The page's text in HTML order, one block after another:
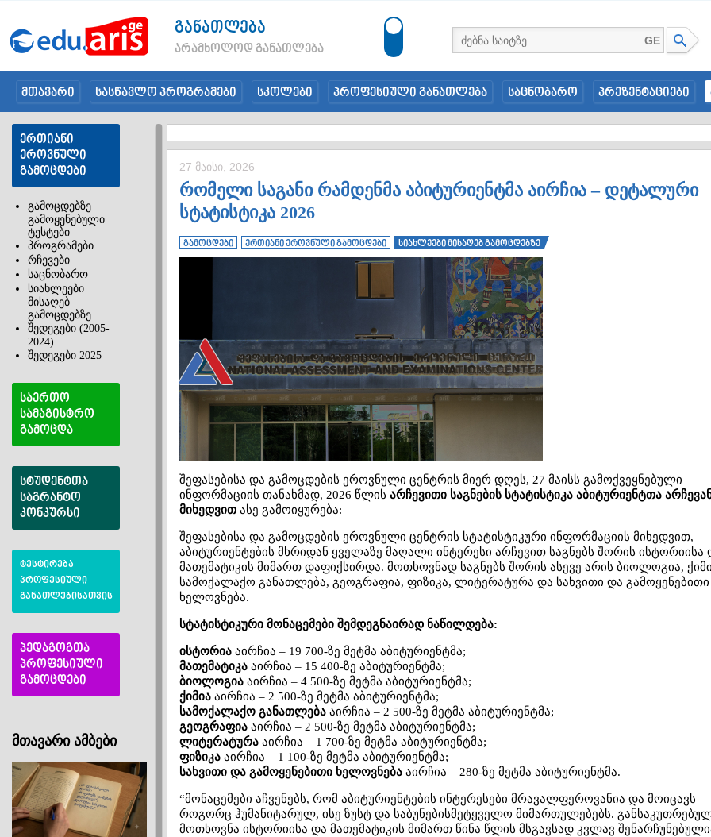
განათლება
არამხოლოდ განათლება
GE
მთავარი სასწავლო პროგრამები სკოლები პროფესიული განათლება საცნობარო პრეზენტაციები
ერთიანი
ეროვნული
გამოცდები
გამოცდებზე
გამოყენებული
ტესტები
პროგრამები
რჩევები
საცნობარო
სიახლეები
მისაღებ
გამოცდებზე
შედეგები (2005-
2024)
შედეგები 2025
საერთო
სამაგისტრო
გამოცდა
სტუდენტთა
საგრანტო
კონკურსი
ტესტირება
პროფესიული
განათლებისათვის
პედაგოგთა
პროფესიული
გამოცდები
მთავარი ამბები
27 მაისი, 2026
რომელი საგანი რამდენმა აბიტურიენტმა აირჩია – დეტალური
სტატისტიკა 2026
გამოცდები ერთიანი ეროვნული გამოცდები სიახლეები მისაღებ გამოცდებზე
შეფასებისა და გამოცდების ეროვნული ცენტრის მიერ დღეს, 27 მაისს გამოქვეყნებული
ინფორმაციის თანახმად, 2026 წლის არჩევითი საგნების სტატისტიკა აბიტურიენტთა
მიხედვით ასე გამოიყურება:
შეფასებისა და გამოცდების ეროვნული ცენტრის სტატისტიკური ინფორმაციის მიხედვით,
აბიტურიენტების მხრიდან ყველაზე მაღალი ინტერესი არჩევით საგნებს შორის ისტორიისა
მათემატიკის მიმართ დაფიქსირდა. მოთხოვნად საგნებს შორის ასევე არის ბიოლოგია,
სამოქალაქო განათლება, გეოგრაფია, ფიზიკა, ლიტერატურა და სახვითი და გამოყენებითი
ხელოვნება.
სტატისტიკური მონაცემები შემდეგნაირად ნაწილდება:
ისტორია აირჩია – 19 700-ზე მეტმა აბიტურიენტმა;
მათემატიკა აირჩია – 15 400-ზე აბიტურიენტმა;
ბიოლოგია აირჩია – 4 500-ზე მეტმა აბიტურიენტმა;
ქიმია აირჩია – 2 500-ზე მეტმა აბიტურიენტმა;
სამოქალაქო განათლება აირჩია – 2 500-ზე მეტმა აბიტურიენტმა;
გეოგრაფია აირჩია – 2 500-ზე მეტმა აბიტურიენტმა;
ლიტერატურა აირჩია – 1 700-ზე მეტმა აბიტურიენტმა;
ფიზიკა აირჩია – 1 100-ზე მეტმა აბიტურიენტმა;
სახვითი და გამოყენებითი ხელოვნება აირჩია – 280-ზე მეტმა აბიტურიენტმა.
“მონაცემები აჩვენებს, რომ აბიტურიენტების ინტერესები მრავალფეროვანია და მოიცავს
როგორც ჰუმანიტარულ, ისე ზუსტ და საბუნებისმეტყველო მიმართულებებს.
მოთხოვნა ისტორიისა და მათემატიკის მიმართ წინა წლის მსგავსად კვლავ